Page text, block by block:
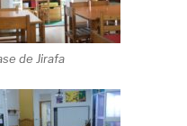
de Jirafa